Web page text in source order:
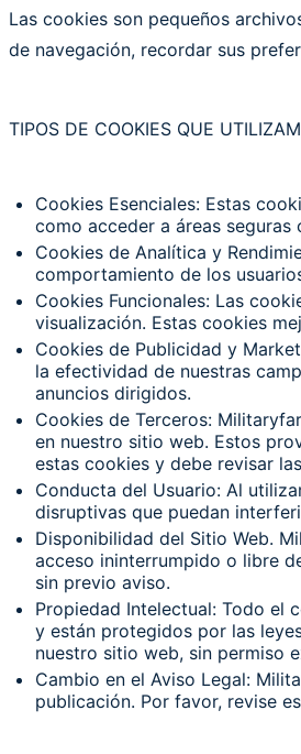
Las cookies son pequeños
de navegación, recordar sus
TIPOS DE COOKIES QUE
Cookies Esenciales: Estas
como acceder a áreas
Cookies de Analítica y
comportamiento de los
Cookies Funcionales: Las
visualización. Estas cookies
Cookies de Publicidad y
la efectividad de nuestras
anuncios dirigidos.
Cookies de Terceros:
en nuestro sitio web. Estos
estas cookies y debe revisar
Conducta del Usuario: Al
disruptivas que puedan
Disponibilidad del Sitio Web.
acceso ininterrumpido o libre
sin previo aviso.
Propiedad Intelectual: Todo el
y están protegidos por las
nuestro sitio web, sin permiso
Cambio en el Aviso Legal:
publicación. Por favor, revise